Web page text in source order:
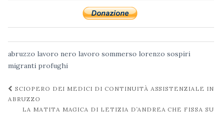
abruzzo lavoro nero lavoro sommerso lorenzo sospiri
migranti profughi
Navigazione
post
SCIOPERO DEI MEDICI DI CONTINUITÀ ASSISTENZIALE IN
ABRUZZO
LA MATITA MAGICA DI LETIZIA D’ANDREA CHE FISSA SU